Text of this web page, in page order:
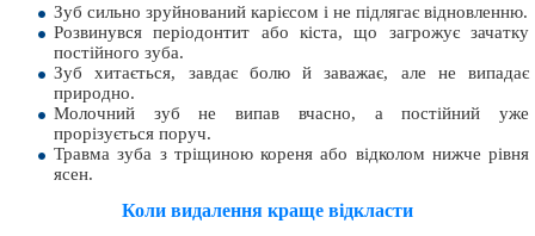
Зуб сильно зруйнований карієсом і не підлягає відновленню.
Розвинувся періодонтит або кіста, що загрожує зачатку
постійного зуба.
Зуб хитається, завдає болю й заважає, але не випадає
природно.
Молочний зуб не випав вчасно, а постійний уже
прорізується поруч.
Травма зуба з тріщиною кореня або відколом нижче рівня
ясен.
Коли видалення краще відкласти